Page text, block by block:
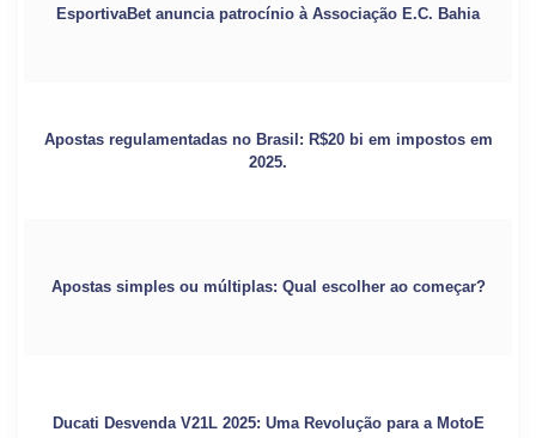
EsportivaBet anuncia patrocínio à Associação E.C. Bahia
Apostas regulamentadas no Brasil: R$20 bi em impostos em
2025.
Apostas simples ou múltiplas: Qual escolher ao começar?
Ducati Desvenda V21L 2025: Uma Revolução para a MotoE